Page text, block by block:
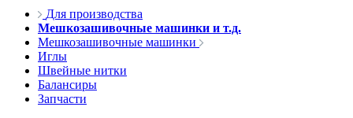
Для производства
Мешкозашивочные машинки и т.д.
Мешкозашивочные машинки
Иглы
Швейные нитки
Балансиры
Запчасти